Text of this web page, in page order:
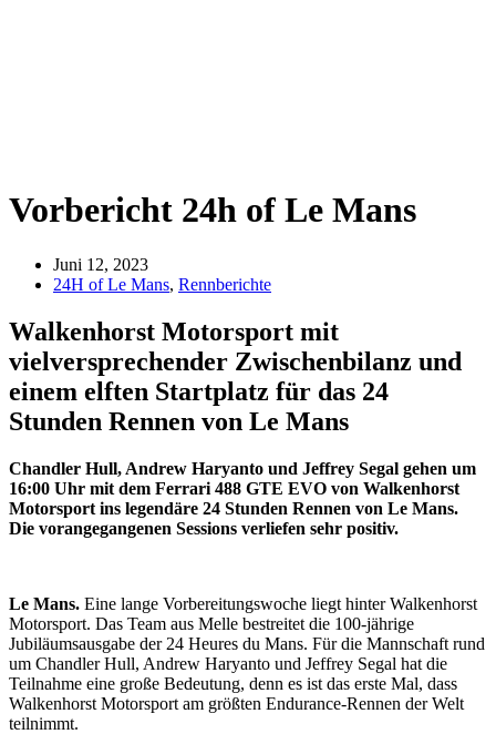
Vorbericht 24h of Le Mans
Juni 12, 2023
24H of Le Mans, Rennberichte
Walkenhorst Motorsport mit
vielversprechender Zwischenbilanz und
einem elften Startplatz für das 24
Stunden Rennen von Le Mans
Chandler Hull, Andrew Haryanto und Jeffrey Segal gehen um
16:00 Uhr mit dem Ferrari 488 GTE EVO von Walkenhorst
Motorsport ins legendäre 24 Stunden Rennen von Le Mans.
Die vorangegangenen Sessions verliefen sehr positiv.
Le Mans. Eine lange Vorbereitungswoche liegt hinter Walkenhorst
Motorsport. Das Team aus Melle bestreitet die 100-jährige
Jubiläumsausgabe der 24 Heures du Mans. Für die Mannschaft rund
um Chandler Hull, Andrew Haryanto und Jeffrey Segal hat die
Teilnahme eine große Bedeutung, denn es ist das erste Mal, dass
Walkenhorst Motorsport am größten Endurance-Rennen der Welt
teilnimmt.